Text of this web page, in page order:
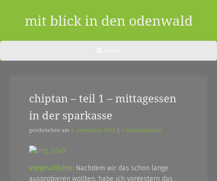
mit blick in den odenwald
blog
dem
odenwald
zwischendurch
und
chiptan – teil 1 – mittagessen
in der sparkasse
geschrieben am 5. november 2010 | 2 kommentar(e)
Vorgeschichte: Nachdem wir das schon lange
ausprobieren wollten, habe ich vorgestern das